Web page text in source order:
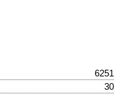
6251
30